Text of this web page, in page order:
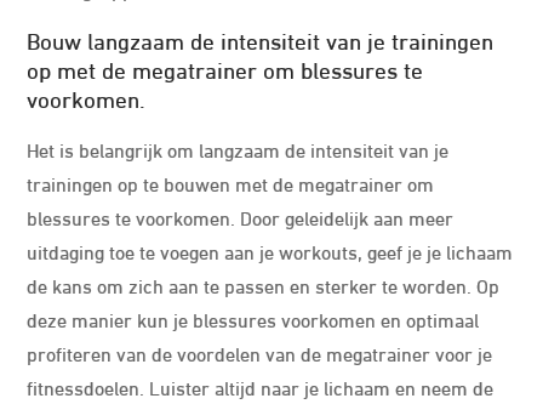
Bouw langzaam de intensiteit van je trainingen
op met de megatrainer om blessures te
voorkomen.
Het is belangrijk om langzaam de intensiteit van je
trainingen op te bouwen met de megatrainer om
blessures te voorkomen. Door geleidelijk aan meer
uitdaging toe te voegen aan je workouts, geef je je lichaam
de kans om zich aan te passen en sterker te worden. Op
deze manier kun je blessures voorkomen en optimaal
profiteren van de voordelen van de megatrainer voor je
fitnessdoelen. Luister altijd naar je lichaam en neem de